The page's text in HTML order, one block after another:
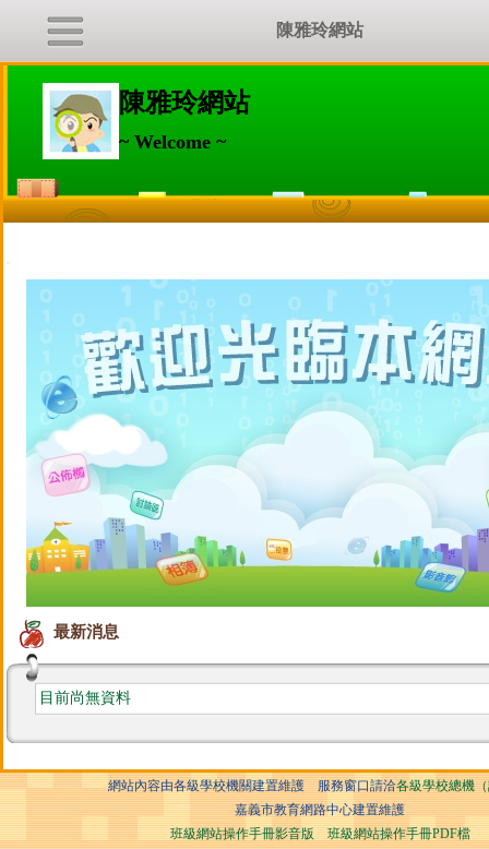
陳雅玲網站
~ Welcome ~
:::
最新消息
目前尚無資料
網站內容由各級學校機關建置維護 服務窗口請洽各級學校總機
嘉義市教育網路中心建置維護
班級網站操作手冊影音版
班級網站操作手冊PDF檔
陳雅玲網站